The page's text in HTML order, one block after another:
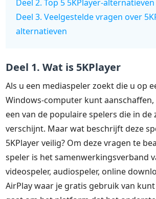
Deel 2. Top 5 5KPlayer-alternatieven
Deel 3. Veelgestelde vragen over
alternatieven
Deel 1. Wat is 5KPlayer
Als u een mediaspeler zoekt die u op
Windows-computer kunt aanschaffen,
een van de populaire spelers die in de
verschijnt. Maar wat beschrijft deze
5KPlayer veilig? Om deze vragen te
speler is het samenwerkingsverband
videospeler, audiospeler, online
AirPlay waar je gratis gebruik van